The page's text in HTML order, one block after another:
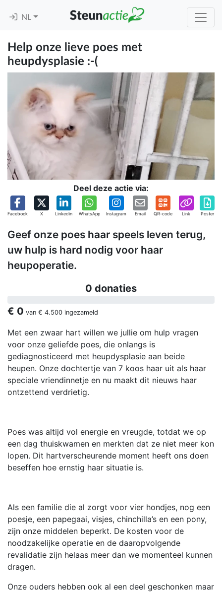
NL
Help onze lieve poes met
heupdysplasie :-(
Deel deze actie via:
Facebook X Linkedin WhatsApp Instagram Email QR-code Link Poster
Geef onze poes haar speels leven terug,
uw hulp is hard nodig voor haar
heupoperatie.
0 donaties
€ 0 van € 4.500 ingezameld
Met een zwaar hart willen we jullie om hulp vragen
voor onze geliefde poes, die onlangs is
gediagnosticeerd met heupdysplasie aan beide
heupen. Onze dochtertje van 7 koos haar uit als haar
speciale vriendinnetje en nu maakt dit nieuws haar
ontzettend verdrietig.
Poes was altijd vol energie en vreugde, totdat we op
een dag thuiskwamen en merkten dat ze niet meer kon
lopen. Dit hartverscheurende moment heeft ons doen
beseffen hoe ernstig haar situatie is.
Als een familie die al zorgt voor vier hondjes, nog een
poesje, een papegaai, visjes, chinchilla’s en een pony,
zijn onze middelen beperkt. De kosten voor de
noodzakelijke operatie en de daaropvolgende
revalidatie zijn helaas meer dan we momenteel kunnen
dragen.
Onze ouders hebben ook al een deel geschonken maar